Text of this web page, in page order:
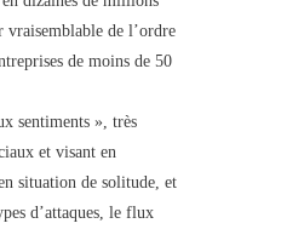
vraisemblable de l’ordre
de moins de 50
sentiments », très
et visant en
situation de solitude, et
d’attaques, le flux